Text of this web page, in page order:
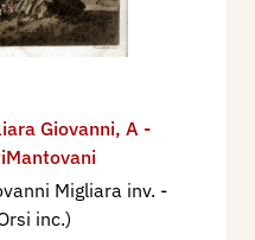
Giovanni, A -
Migliara inv. -
inc.)